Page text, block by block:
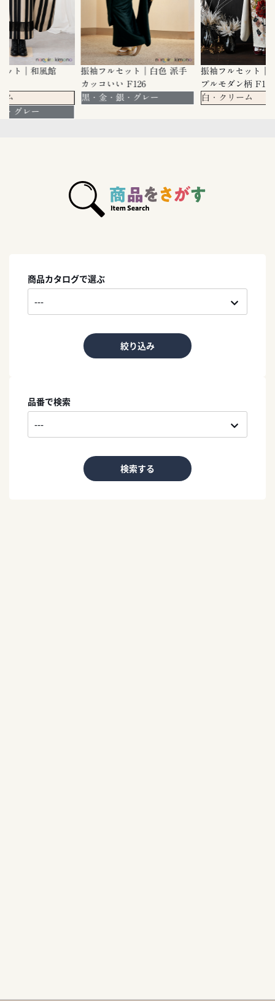
｜和風館
レー
振袖フルセット｜白色 派手
カッコいい F126
黒・金・銀・グレー
振袖フルセット｜白
プルモダン柄 F117
白・クリーム
商品カタログで選ぶ
絞り込み
品番で検索